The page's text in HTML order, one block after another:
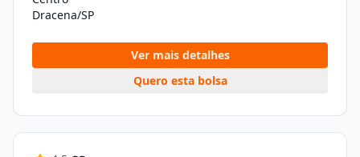
Dracena/SP
Ver mais detalhes
Quero esta bolsa